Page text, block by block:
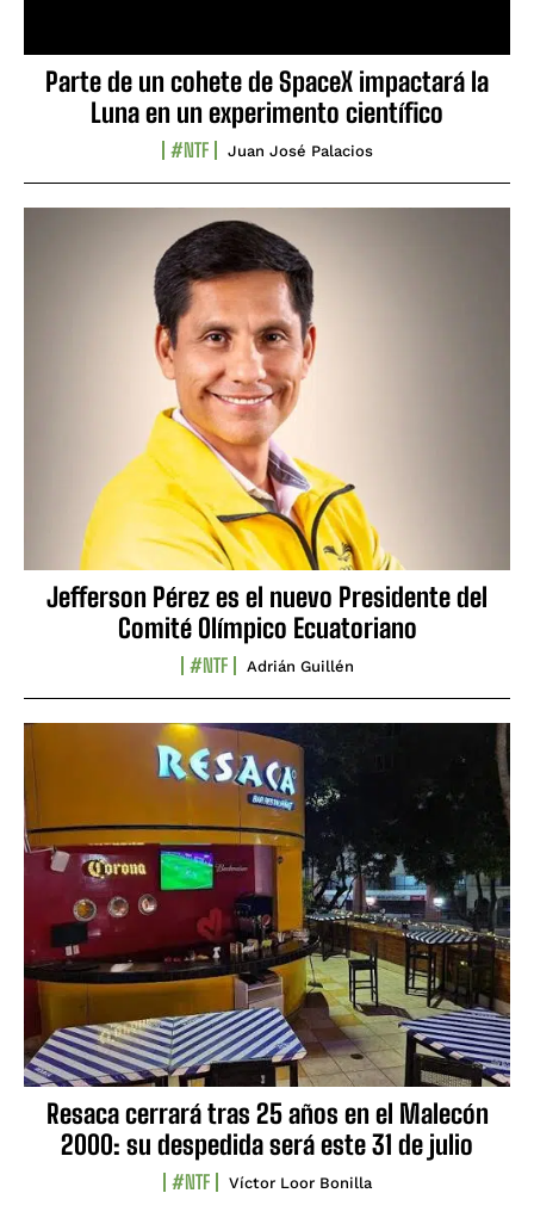
Parte de un cohete de SpaceX impactará la
Luna en un experimento científico
#NTF Juan José Palacios
Jefferson Pérez es el nuevo Presidente del
Comité Olímpico Ecuatoriano
#NTF Adrián Guillén
Resaca cerrará tras 25 años en el Malecón
2000: su despedida será este 31 de julio
#NTF Víctor Loor Bonilla